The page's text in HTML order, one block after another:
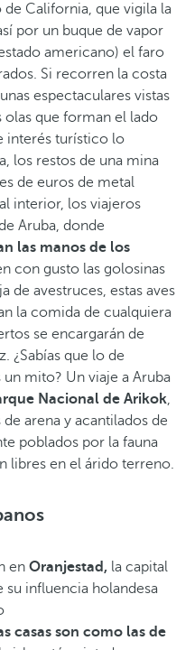
California, que vigila la
por un buque de vapor
americano) el faro
Si recorren la costa
espectaculares vistas
olas que forman el lado
interés turístico lo
los restos de una mina
de euros de metal
interior, los viajeros
Aruba, donde
las manos de los
con gusto las golosinas
de avestruces, estas aves
la comida de cualquiera
se encargarán de
¿Sabías que lo de
mito? Un viaje a Aruba
Nacional de Arikok,
arena y acantilados de
poblados por la fauna
libres en el árido terreno.
en Oranjestad, la capital
su influencia holandesa
casas son como las de